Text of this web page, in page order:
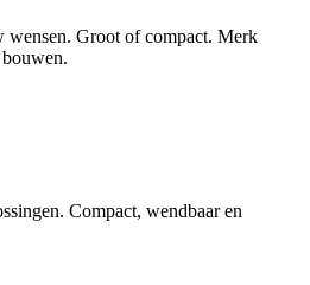
wensen. Groot of compact. Merk
Compact, wendbaar en